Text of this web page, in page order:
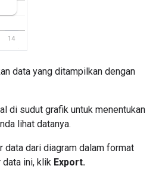
data yang ditampilkan dengan
di sudut grafik untuk menentukan
lihat datanya.
data dari diagram dalam format
data ini, klik Export.